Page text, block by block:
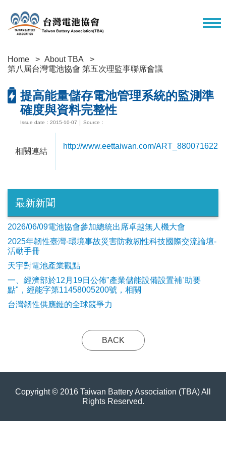
Home
About TBA
第八屆台灣電池協會 第五次理監事聯席會議
提高能量儲存電池管理系統的監測準
確度與資料完整性
Issue date：2015-10-07 │ Source：
相關連結
http://www.eettaiwan.com/
最新新聞
2026/06/09電池協會參加總統出席卓越無人機大會
2025年韌性臺灣-環境事故災害防救韌性科技國際交流論壇-
活動手冊
天宇對電池產業觀點
​一、經濟部於12月19日公佈"產業儲能設備設置補ˋ助要
點"，經能字第11458005200號，相關
台灣韌性供應鏈的全球競爭力
BACK
Copyright © 2016 Taiwan Battery Association (TBA) All
Rights Reserved.